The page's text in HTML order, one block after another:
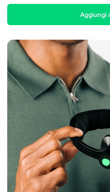
Aggiungi